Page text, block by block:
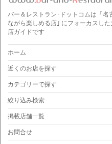
バー＆レストラン･ドットコムは「名
ながら楽しめる店｣ にフォーカスし
店ガイドです
ホーム
近くのお店を探す
カテゴリーで探す
絞り込み検索
掲載店舗一覧
お問合せ